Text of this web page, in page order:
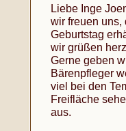
Liebe Inge
wir freuen uns,
Geburtstag
wir grüßen
Gerne geben
Bärenpfleger
viel bei den
Freifläche
aus.